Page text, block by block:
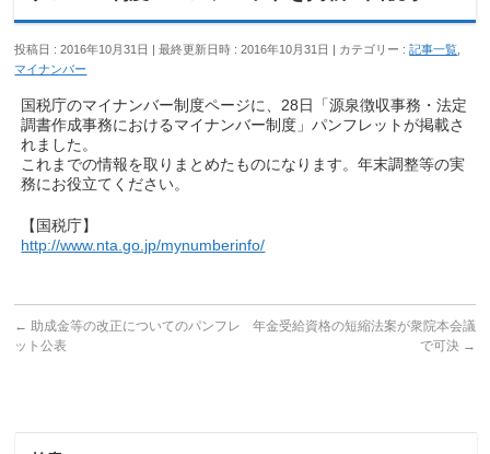
投稿日 : 2016年10月31日 最終更新日時 : 2016年10月31日 カテゴリー :記事一覧
マイナンバー
国税庁のマイナンバー制度ページに、28日「源泉徴収事務・法定
調書作成事務におけるマイナンバー制度」パンフレットが掲載さ
れました。
これまでの情報を取りまとめたものになります。年末調整等の実
務にお役立てください。
【国税庁】
http://www.nta.go.jp/mynumberinfo/
← 助成金等の改正についてのパンフレ
ット公表
年金受給資格の短縮法案が衆院本会議
で可決 →